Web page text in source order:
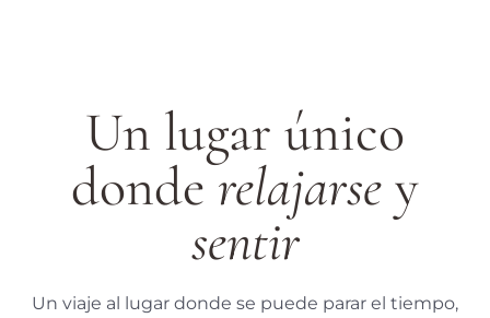
Un lugar único
donderelajarse y
sentir
Un viaje al lugar donde se puede parar el tiempo,